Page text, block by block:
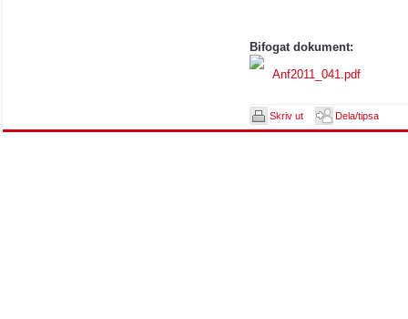
Bifogat dokument:
Anf2011_041.pdf
Skriv ut Dela/tipsa